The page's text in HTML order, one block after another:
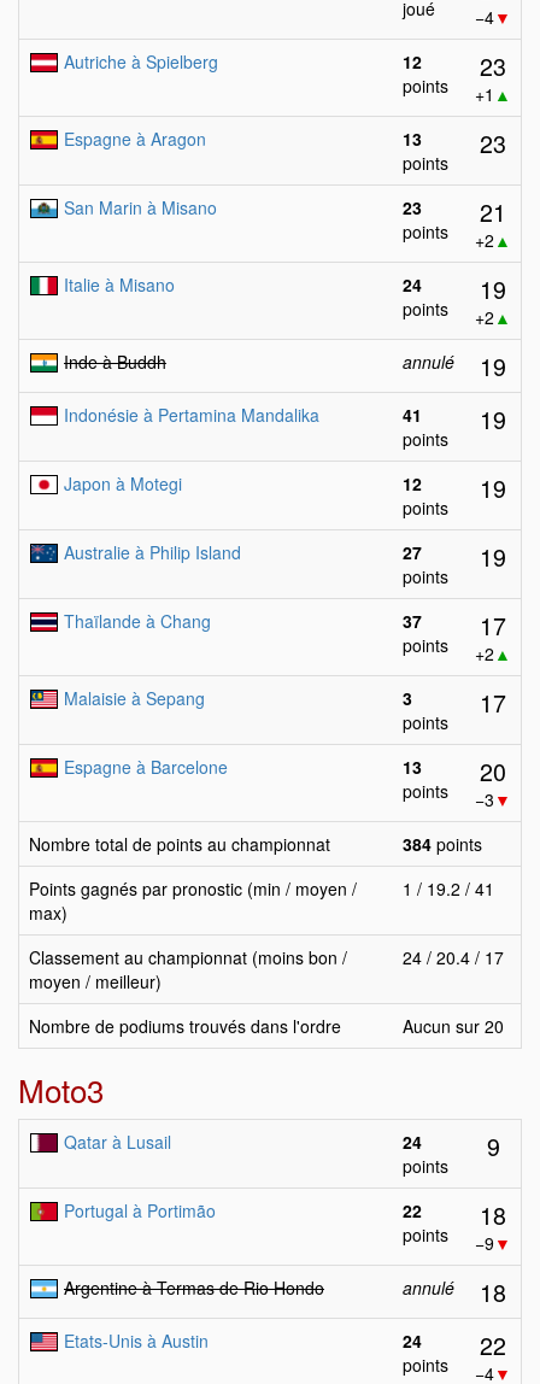
joué
−4▼
Autriche à Spielberg
12
points
23
+1 ▲
Espagne à Aragon
13
points
23
San Marin à Misano
23
points
21
+2 ▲
Italie à Misano
24
points
19
+2 ▲
Inde à Buddh
annulé 19
Indonésie à Pertamina Mandalika
41
points
19
Japon à Motegi
12
points
19
Australie à Philip Island
27
points
19
Thaïlande à Chang
37
points
17
+2 ▲
Malaisie à Sepang
3
points
17
Espagne à Barcelone
13
points
20
−3 ▼
Nombre total de points au championnat
384 points
Points gagnés par pronostic (min / moyen /
max)
1 / 19.2 / 41
Classement au championnat (moins bon /
moyen / meilleur)
24 / 20.4 / 17
Nombre de podiums trouvés dans l'ordre Aucun sur 20
Moto3
Qatar à Lusail
24
points
9
Portugal à Portimão
22
points
18
−9▼
Argentine à Termas de Rio Hondo
annulé 18
Etats-Unis à Austin
24
points
22
−4▼